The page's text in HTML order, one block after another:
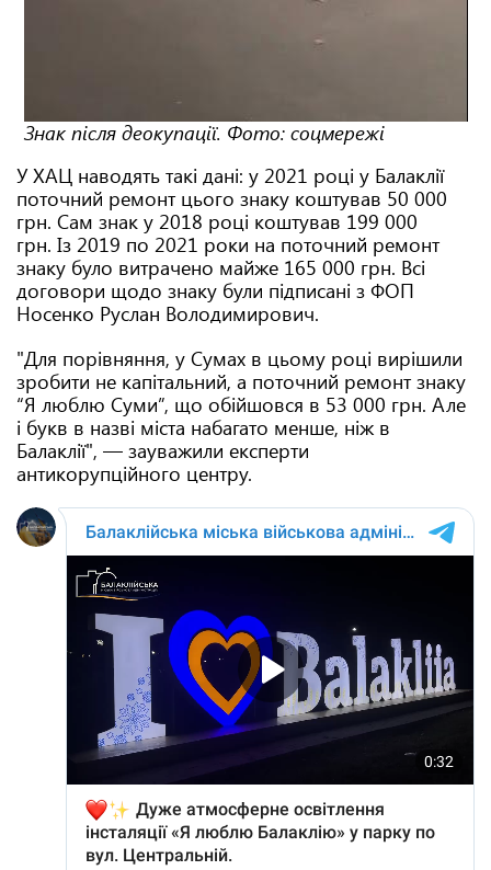
Знак після деокупації. Фото: соцмережі
У ХАЦ наводять такі дані: у 2021 році у Балаклії
поточний ремонт цього знаку коштував 50 000
грн. Сам знак у 2018 році коштував 199 000
грн. Із 2019 по 2021 роки на поточний ремонт
знаку було витрачено майже 165 000 грн. Всі
договори щодо знаку були підписані з ФОП
Носенко Руслан Володимирович.
"Для порівняння, у Сумах в цьому році вирішили
зробити не капітальний, а поточний ремонт знаку
“Я люблю Суми”, що обійшовся в 53 000 грн. Але
і букв в назві міста набагато менше, ніж в
Балаклії", — зауважили експерти
антикорупційного центру.